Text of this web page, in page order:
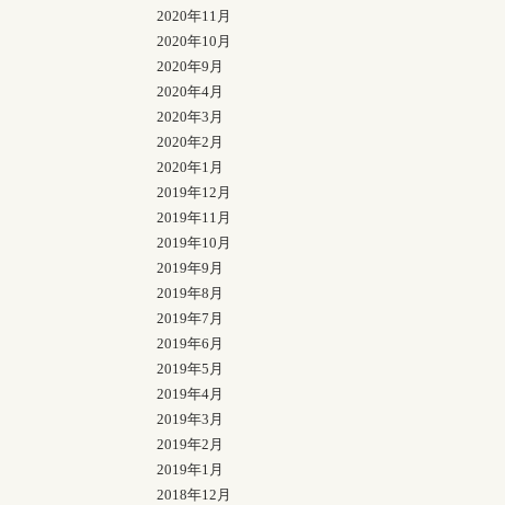
2020年11月
2020年10月
2020年9月
2020年4月
2020年3月
2020年2月
2020年1月
2019年12月
2019年11月
2019年10月
2019年9月
2019年8月
2019年7月
2019年6月
2019年5月
2019年4月
2019年3月
2019年2月
2019年1月
2018年12月